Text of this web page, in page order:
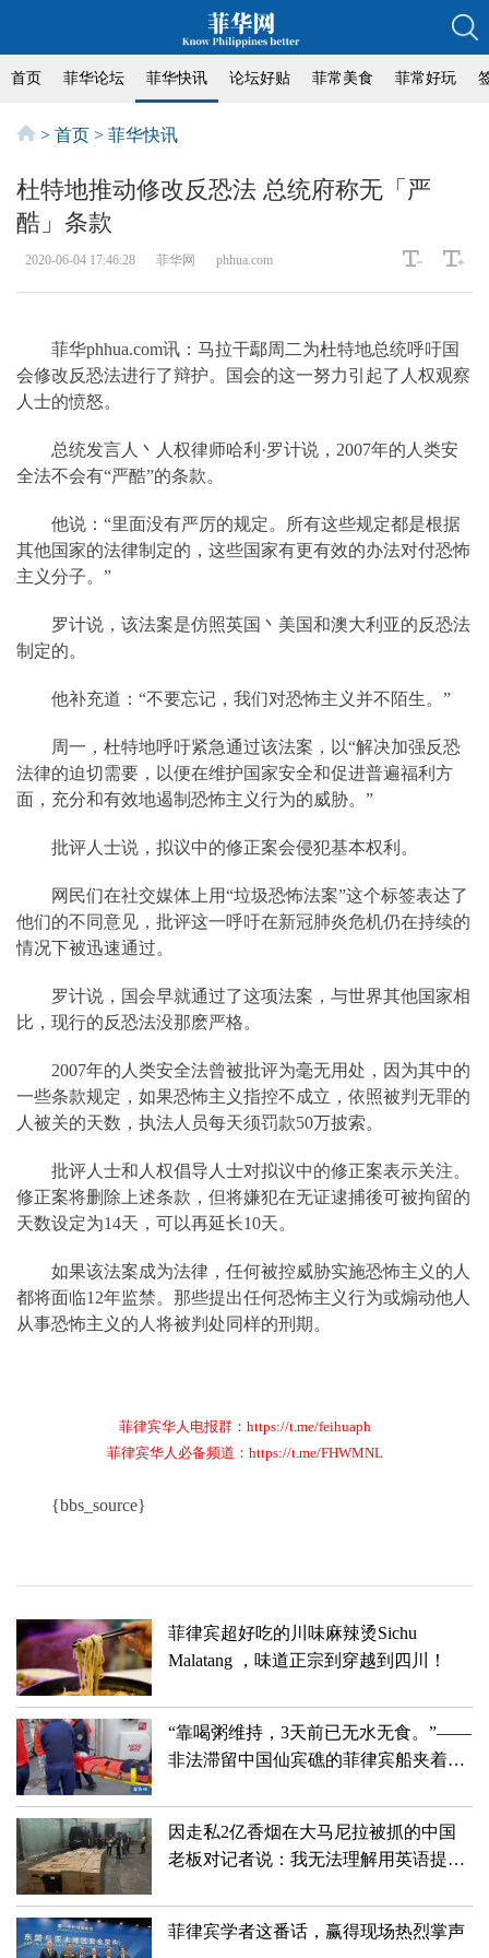
首页 菲华论坛 菲华快讯 论坛好贴 菲常美食 菲常好玩
> 首页 > 菲华快讯
杜特地推动修改反恐法 总统府称无「严
酷」条款
2020-06-04 17:46:28 菲华网 phhua.com
菲华phhua.com讯：马拉干鄢周二为杜特地总统呼吁国
会修改反恐法进行了辩护。国会的这一努力引起了人权观察
人士的愤怒。
总统发言人丶人权律师哈利·罗计说，2007年的人类安
全法不会有“严酷”的条款。
他说：“里面没有严厉的规定。所有这些规定都是根据
其他国家的法律制定的，这些国家有更有效的办法对付恐怖
主义分子。”
罗计说，该法案是仿照英国丶美国和澳大利亚的反恐法
制定的。
他补充道：“不要忘记，我们对恐怖主义并不陌生。”
周一，杜特地呼吁紧急通过该法案，以“解决加强反恐
法律的迫切需要，以便在维护国家安全和促进普遍福利方
面，充分和有效地遏制恐怖主义行为的威胁。”
批评人士说，拟议中的修正案会侵犯基本权利。
网民们在社交媒体上用“垃圾恐怖法案”这个标签表达了
他们的不同意见，批评这一呼吁在新冠肺炎危机仍在持续的
情况下被迅速通过。
罗计说，国会早就通过了这项法案，与世界其他国家相
比，现行的反恐法没那麽严格。
2007年的人类安全法曾被批评为毫无用处，因为其中的
一些条款规定，如果恐怖主义指控不成立，依照被判无罪的
人被关的天数，执法人员每天须罚款50万披索。
批评人士和人权倡导人士对拟议中的修正案表示关注。
修正案将删除上述条款，但将嫌犯在无证逮捕後可被拘留的
天数设定为14天，可以再延长10天。
如果该法案成为法律，任何被控威胁实施恐怖主义的人
都将面临12年监禁。那些提出任何恐怖主义行为或煽动他人
从事恐怖主义的人将被判处同样的刑期。
菲律宾华人电报群：https://t.me/feihuaph
菲律宾华人必备频道：https://t.me/FHWMNL
{bbs_source}
菲律宾超好吃的川味麻辣烫Sichu
Malatang ，味道正宗到穿越到四川！
“靠喝粥维持，3天前已无水无食。”——
非法滞留中国仙宾礁的菲律宾船夹着尾
因走私2亿香烟在大马尼拉被抓的中国
老板对记者说：我无法理解用英语提出
菲律宾学者这番话，赢得现场热烈掌声